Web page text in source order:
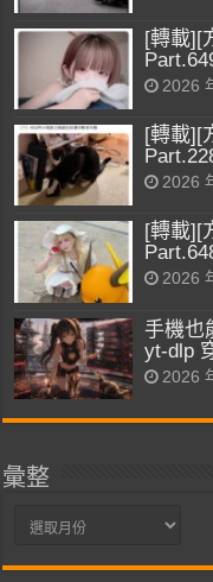
[轉載][
2026
[轉載][
2026
[轉載][
2026
手機也
yt-dlp
2026
彙整
彙